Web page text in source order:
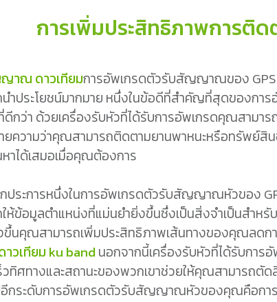
การเพิ่มประสิทธิภาพการ
าณ ดาวเทียมการอัพเกรดตัวรับสัญญาณของ GPS
นำประโยชน์มากมาย หนึ่งในข้อดีที่สำคัญที่สุดของ
ว่า ด้วยเครื่องรับหัวที่ได้รับการอัพเกรดคุณสามา
ยความว่าคุณสามารถติดตามยานพาหนะหรือทรัพย์
าได้เสมอเมื่อคุณต้องการ
กประการหนึ่งในการอัพเกรดตัวรับสัญญาณหัวของ
ห้ข้อมูลตำแหน่งที่แม่นยำยิ่งขึ้นซึ่งเป็นสิ่งจำเป็นสำ
ขึ้นคุณสามารถเพิ่มประสิทธิภาพเส้นทางของคุณลดก
เทียม ku bandนอกจากนี้เครื่องรับหัวที่ได้รับการ
วทิศทางและสถานะของพวกเขาช่วยให้คุณสามาร
กระดับการอัพเกรดตัวรับสัญญาณหัวของคุณคือการ